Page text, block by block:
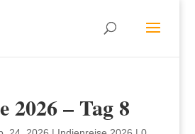
2026 – Tag 8